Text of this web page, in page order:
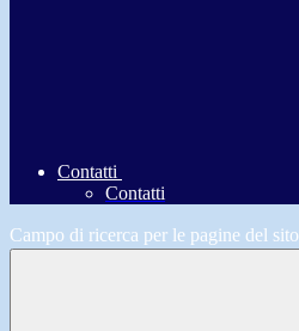
Contatti
Contatti
Campo di ricerca per le pagine del sito